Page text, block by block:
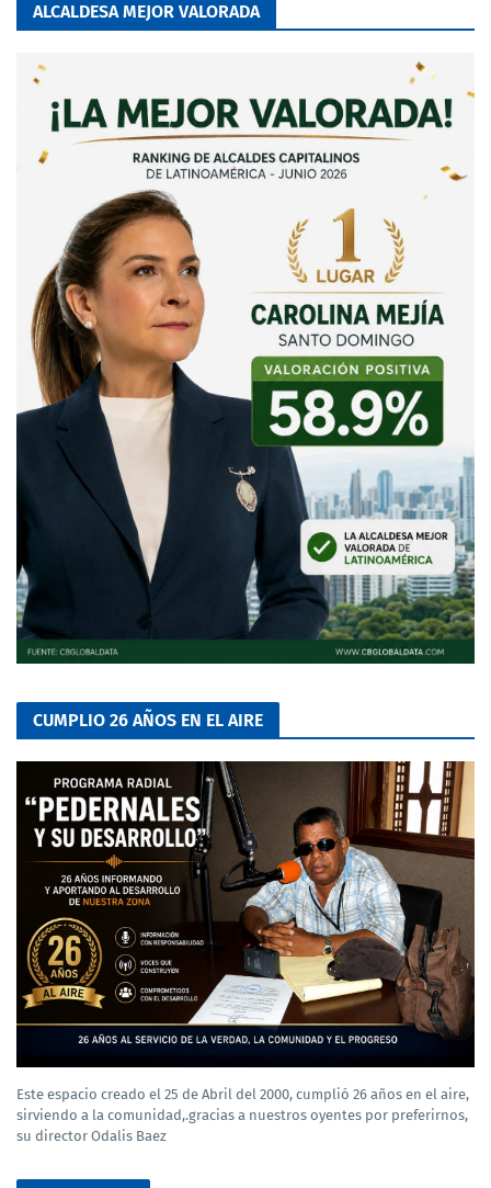
ALCALDESA MEJOR VALORADA
CUMPLIO 26 AÑOS EN EL AIRE
Este espacio creado el 25 de Abril del 2000, cumplió 26 años en el aire,
sirviendo a la comunidad,.gracias a nuestros oyentes por preferirnos,
su director Odalis Baez